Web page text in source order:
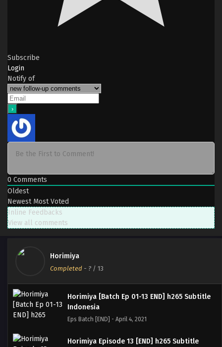
Subscribe
Login
Notify of
0 Comments
Oldest
Newest Most Voted
Inline Feedbacks
View all comments
Horimiya
Completed - ? / 13
Horimiya [Batch Ep 01-13 END] h265 Subtitle
Indonesia
Eps Batch [END] - April 4, 2021
Horimiya Episode 13 [END] h265 Subtitle